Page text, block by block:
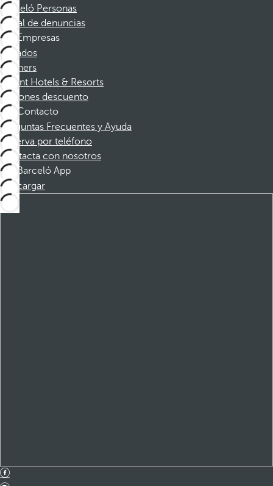
Barceló Personas
Canal de denuncias
Empresas
Afiliados
Partners
Dorint Hotels & Resorts
Cupones descuento
Contacto
Preguntas Frecuentes y Ayuda
Reserva por teléfono
Contacta con nosotros
Barceló App
Descargar